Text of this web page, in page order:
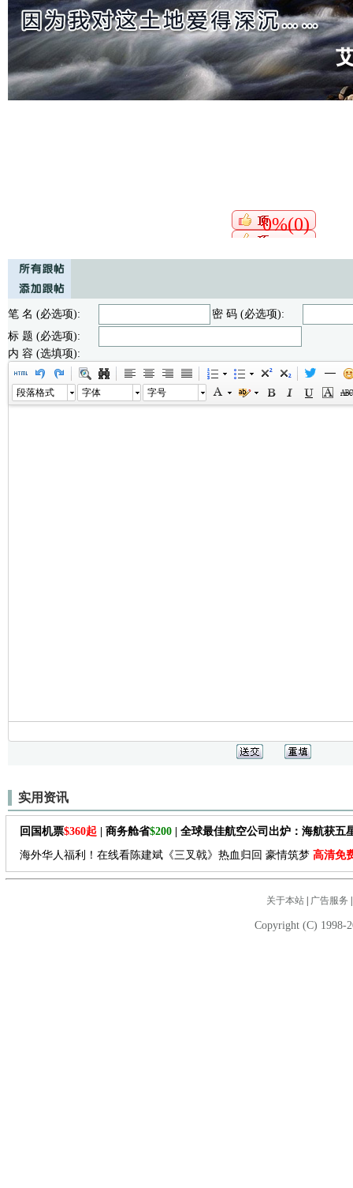
0%(0)
笔 名 (必选项):
密 码 (必选项):
标 题 (必选项):
内 容 (选填项):
段落格式 字体 字号
实用资讯
回国机票$360起 | 商务舱省$200 | 全球最佳航空公司出炉：海航获五
海外华人福利！在线看陈建斌《三叉戟》热血归回 豪情筑梦 高清免
关于本站| 广告服务
Copyright (C) 1998-